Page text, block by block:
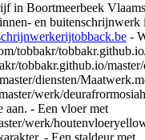
Boortmeerbeek
en
-
tobbakr/
tobbakr.github.io/
diensten/
werk/
- Een vloer met
werk/
- Een staldeur met